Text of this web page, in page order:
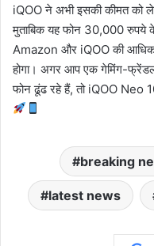
iQOO ने अभी इसकी कीमत को
मुताबिक यह फोन 30,000 रुपये
Amazon और iQOO की
होगा। अगर आप एक गेमिंग-
फोन ढूंढ रहे हैं, तो iQOO Neo
breaking
latest news